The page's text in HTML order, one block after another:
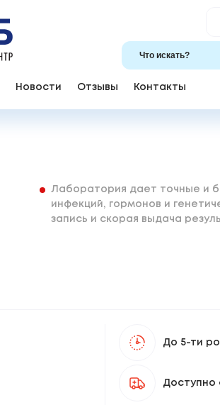
Новости Отзывы Контакты
Лаборатория дает точные и
инфекций, гормонов и
запись и скорая выдача
До 5-ти
Доступно